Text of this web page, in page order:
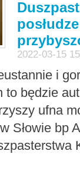
2022-03-15
i
będzie
ufna
Słowie bp